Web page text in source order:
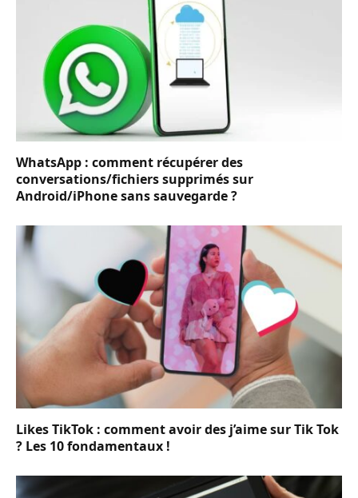
WhatsApp : comment récupérer des
conversations/fichiers supprimés sur
Android/iPhone sans sauvegarde ?
Likes TikTok : comment avoir des j’aime sur Tik Tok
? Les 10 fondamentaux !